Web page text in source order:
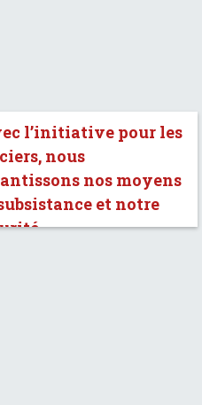
l’initiative pour les
nous
nos moyens
et notre